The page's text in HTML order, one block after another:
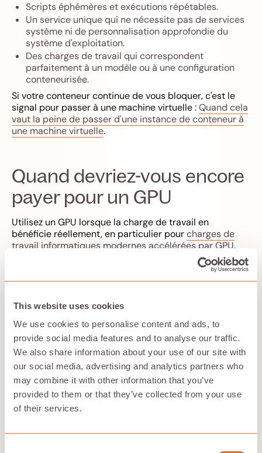
This website uses cookies
We use cookies to personalise content and ads, to
provide social media features and to analyse our traffic.
We also share information about your use of our site with
our social media, advertising and analytics partners who
may combine it with other information that you’ve
provided to them or that they’ve collected from your use
of their services.
Scripts éphémères et exécutions répétables.
Un service unique qui ne nécessite pas de services
système ni de personnalisation approfondie du
système d'exploitation.
Des charges de travail qui correspondent
parfaitement à un modèle ou à une configuration
conteneurisée.
Si votre conteneur continue de vous bloquer, c'est le
signal pour passer à une machine virtuelle :Quand cela
vaut la peine de passer d'une instance de conteneur à
une machine virtuelle.
Quand devriez-vous encore
payer pour un GPU
Utilisez un GPU lorsque la charge de travail en
bénéficie réellement, en particulier pourcharges de
travail informatiques modernes accélérées par GPU.
Entraînement et mise au point.
performances du processeur ne sont pas
Services d'inférence sensibles à la latence où le
temps de réponse est important.
Si vous ne savez pas si le GPU en vaut la peine, voici
l'approche la plus simple : effectuez d'abord un petit
test sur le processeur virtuel. Si les performances ne
sont clairement pas suffisantes, passez au GPU en
toute confiance.
Un modèle économique qui